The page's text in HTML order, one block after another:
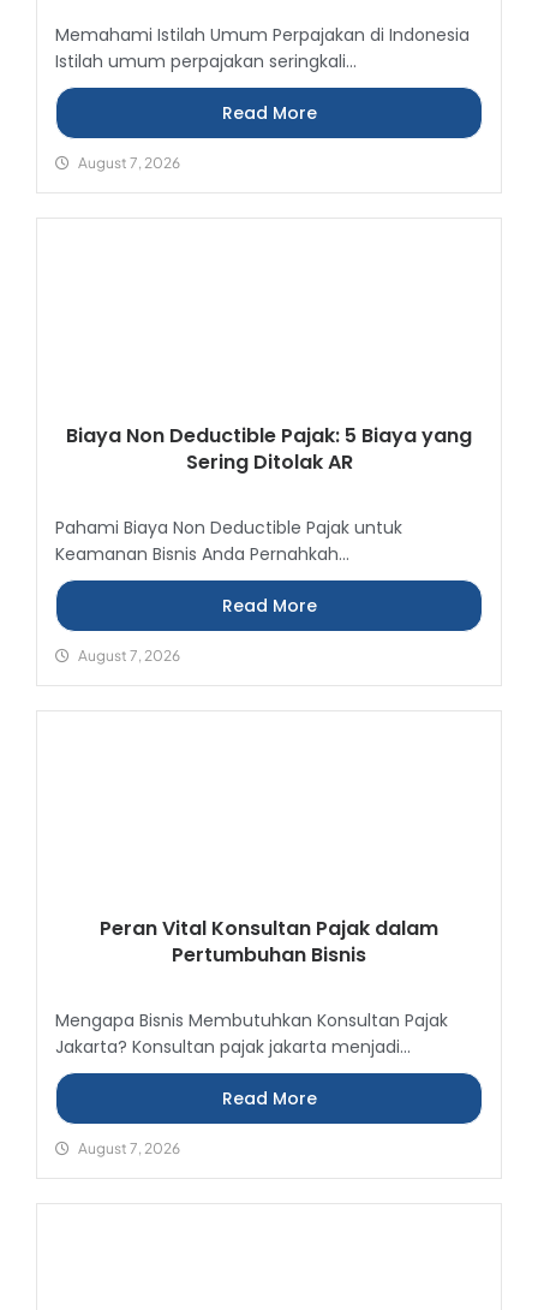
Memahami Istilah Umum Perpajakan di Indonesia
Istilah umum perpajakan seringkali...
Read More
August 7, 2026
Biaya Non Deductible Pajak: 5 Biaya yang
Sering Ditolak AR
Pahami Biaya Non Deductible Pajak untuk
Keamanan Bisnis Anda Pernahkah...
Read More
August 7, 2026
Peran Vital Konsultan Pajak dalam
Pertumbuhan Bisnis
Mengapa Bisnis Membutuhkan Konsultan Pajak
Jakarta? Konsultan pajak jakarta menjadi...
Read More
August 7, 2026